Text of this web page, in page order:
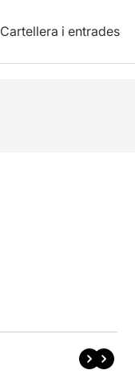
Cartellera i entrades